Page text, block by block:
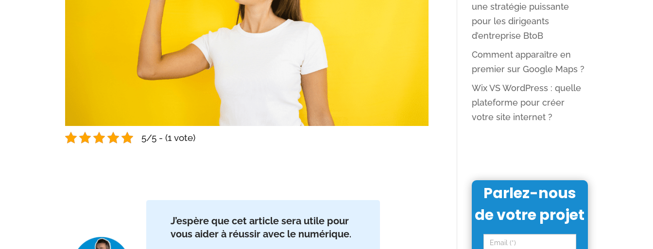
5/5 - (1 vote)
J’espère que cet article sera utile pour
vous aider à réussir avec le numérique.
une stratégie puissante
pour les dirigeants
d’entreprise BtoB
Comment apparaître en
premier sur Google Maps ?
Wix VS WordPress : quelle
plateforme pour créer
votre site internet ?
Parlez-nous
de votre projet